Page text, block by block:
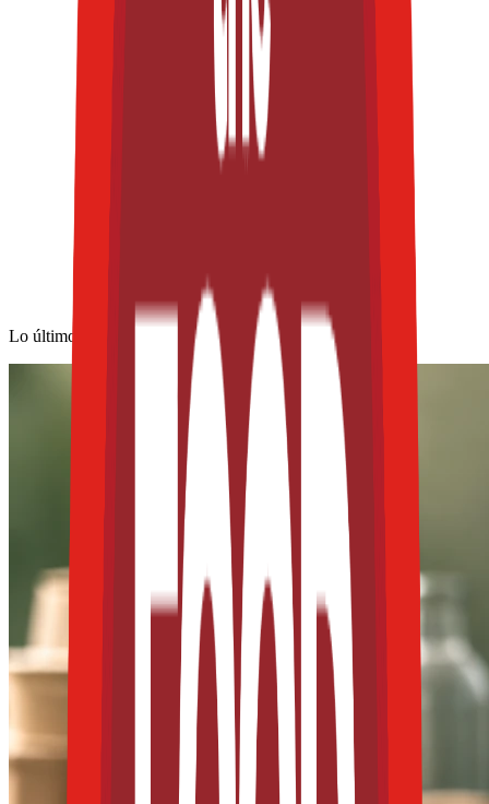
Lo último